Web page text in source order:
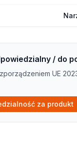
/ do
UE
za produkt